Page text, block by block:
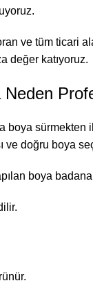
ve tüm ticari
değer katıyoruz.
boya
ve doğru boya
boya